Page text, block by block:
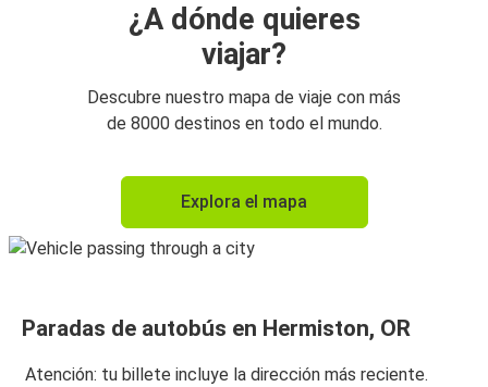
¿A dónde quieres
viajar?
Descubre nuestro mapa de viaje con más
de 8000 destinos en todo el mundo.
Explora el mapa
Paradas de autobús en Hermiston, OR
Atención: tu billete incluye la dirección más reciente.